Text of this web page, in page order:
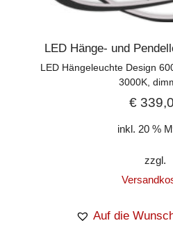
LED Hänge- und
LED Hängeleuchte Design
3000K,
€
inkl. 20 %
zzgl.
Auf die